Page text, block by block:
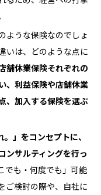
ような保険なのでしょ
いは、どのような点に
舗休業保険それぞれの
、利益保険や店舗休業
、加入する保険を選ぶ
」をコンセプトに、
ンサルティングを行っ
でも・何度でも」可能
ご検討の際や、自社に